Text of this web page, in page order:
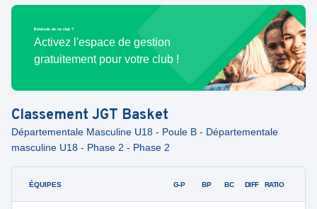
Bénévole de ce club ?
Activez l'espace de gestion
gratuitement pour votre club !
Classement JGT Basket
Départementale Masculine U18 - Poule B - Départementale
masculine U18 - Phase 2 - Phase 2
ÉQUIPES G-P BP BC DIFF RATIO